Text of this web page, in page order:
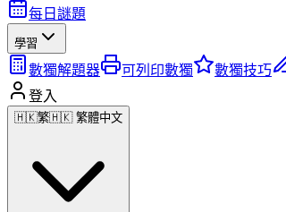
每日謎題
學習
數獨解題器 可列印數獨 數獨技巧
登入
🇭🇰繁🇭🇰 繁體中文